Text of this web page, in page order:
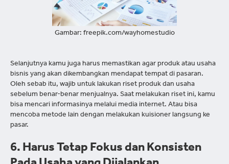
Gambar: freepik.com/wayhomestudio
Selanjutnya kamu juga harus memastikan agar produk atau usaha
bisnis yang akan dikembangkan mendapat tempat di pasaran.
Oleh sebab itu, wajib untuk lakukan riset produk dan usaha
sebelum benar-benar menjualnya. Saat melakukan riset ini, kamu
bisa mencari informasinya melalui media internet. Atau bisa
mencoba metode lain dengan melakukan kuisioner langsung ke
pasar.
6. Harus Tetap Fokus dan Konsisten